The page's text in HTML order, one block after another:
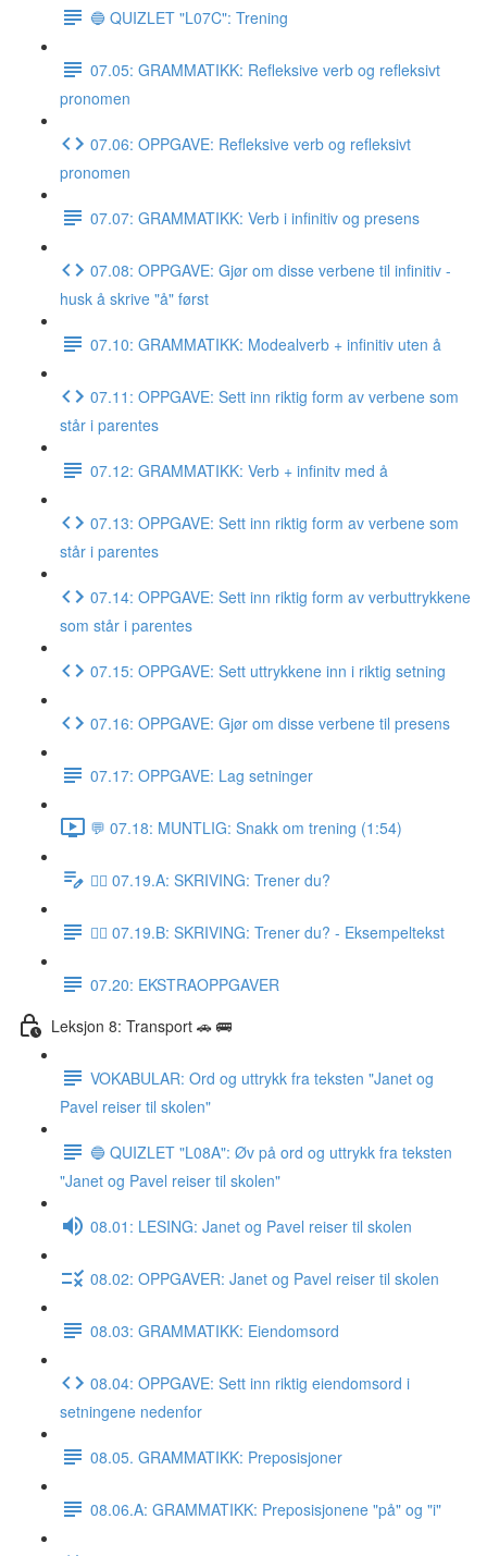
🔵 QUIZLET "L07C": Trening
07.05: GRAMMATIKK: Refleksive verb og refleksivt
pronomen
07.06: OPPGAVE: Refleksive verb og refleksivt
pronomen
07.07: GRAMMATIKK: Verb i infinitiv og presens
07.08: OPPGAVE: Gjør om disse verbene til infinitiv -
husk å skrive "å" først
07.10: GRAMMATIKK: Modealverb + infinitiv uten å
07.11: OPPGAVE: Sett inn riktig form av verbene som
står i parentes
07.12: GRAMMATIKK: Verb + infinitv med å
07.13: OPPGAVE: Sett inn riktig form av verbene som
står i parentes
07.14: OPPGAVE: Sett inn riktig form av verbuttrykkene
som står i parentes
07.15: OPPGAVE: Sett uttrykkene inn i riktig setning
07.16: OPPGAVE: Gjør om disse verbene til presens
07.17: OPPGAVE: Lag setninger
💬 07.18: MUNTLIG: Snakk om trening (1:54)
✍🏼 07.19.A: SKRIVING: Trener du?
✍🏼 07.19.B: SKRIVING: Trener du? - Eksempeltekst
07.20: EKSTRAOPPGAVER
Leksjon 8: Transport 🚗 🚌
VOKABULAR: Ord og uttrykk fra teksten "Janet og
Pavel reiser til skolen"
🔵 QUIZLET "L08A": Øv på ord og uttrykk fra teksten
"Janet og Pavel reiser til skolen"
08.01: LESING: Janet og Pavel reiser til skolen
08.02: OPPGAVER: Janet og Pavel reiser til skolen
08.03: GRAMMATIKK: Eiendomsord
08.04: OPPGAVE: Sett inn riktig eiendomsord i
setningene nedenfor
08.05. GRAMMATIKK: Preposisjoner
08.06.A: GRAMMATIKK: Preposisjonene "på" og "i"